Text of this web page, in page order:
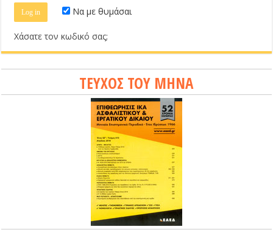
Να με θυμάσαι
Χάσατε τον κωδικό σας;
ΤΕΥΧΟΣ ΤΟΥ ΜΗΝΑ